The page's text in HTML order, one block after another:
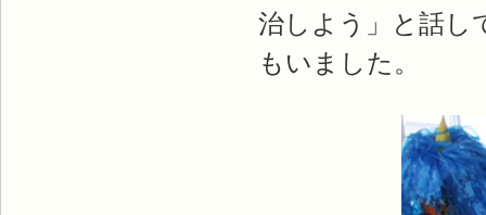
治しよう」と話し
もいました。